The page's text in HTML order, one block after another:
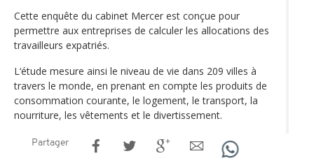
Cette enquête du cabinet Mercer est conçue pour
permettre aux entreprises de calculer les allocations des
travailleurs expatriés.
L‘étude mesure ainsi le niveau de vie dans 209 villes à
travers le monde, en prenant en compte les produits de
consommation courante, le logement, le transport, la
nourriture, les vêtements et le divertissement.
Partager